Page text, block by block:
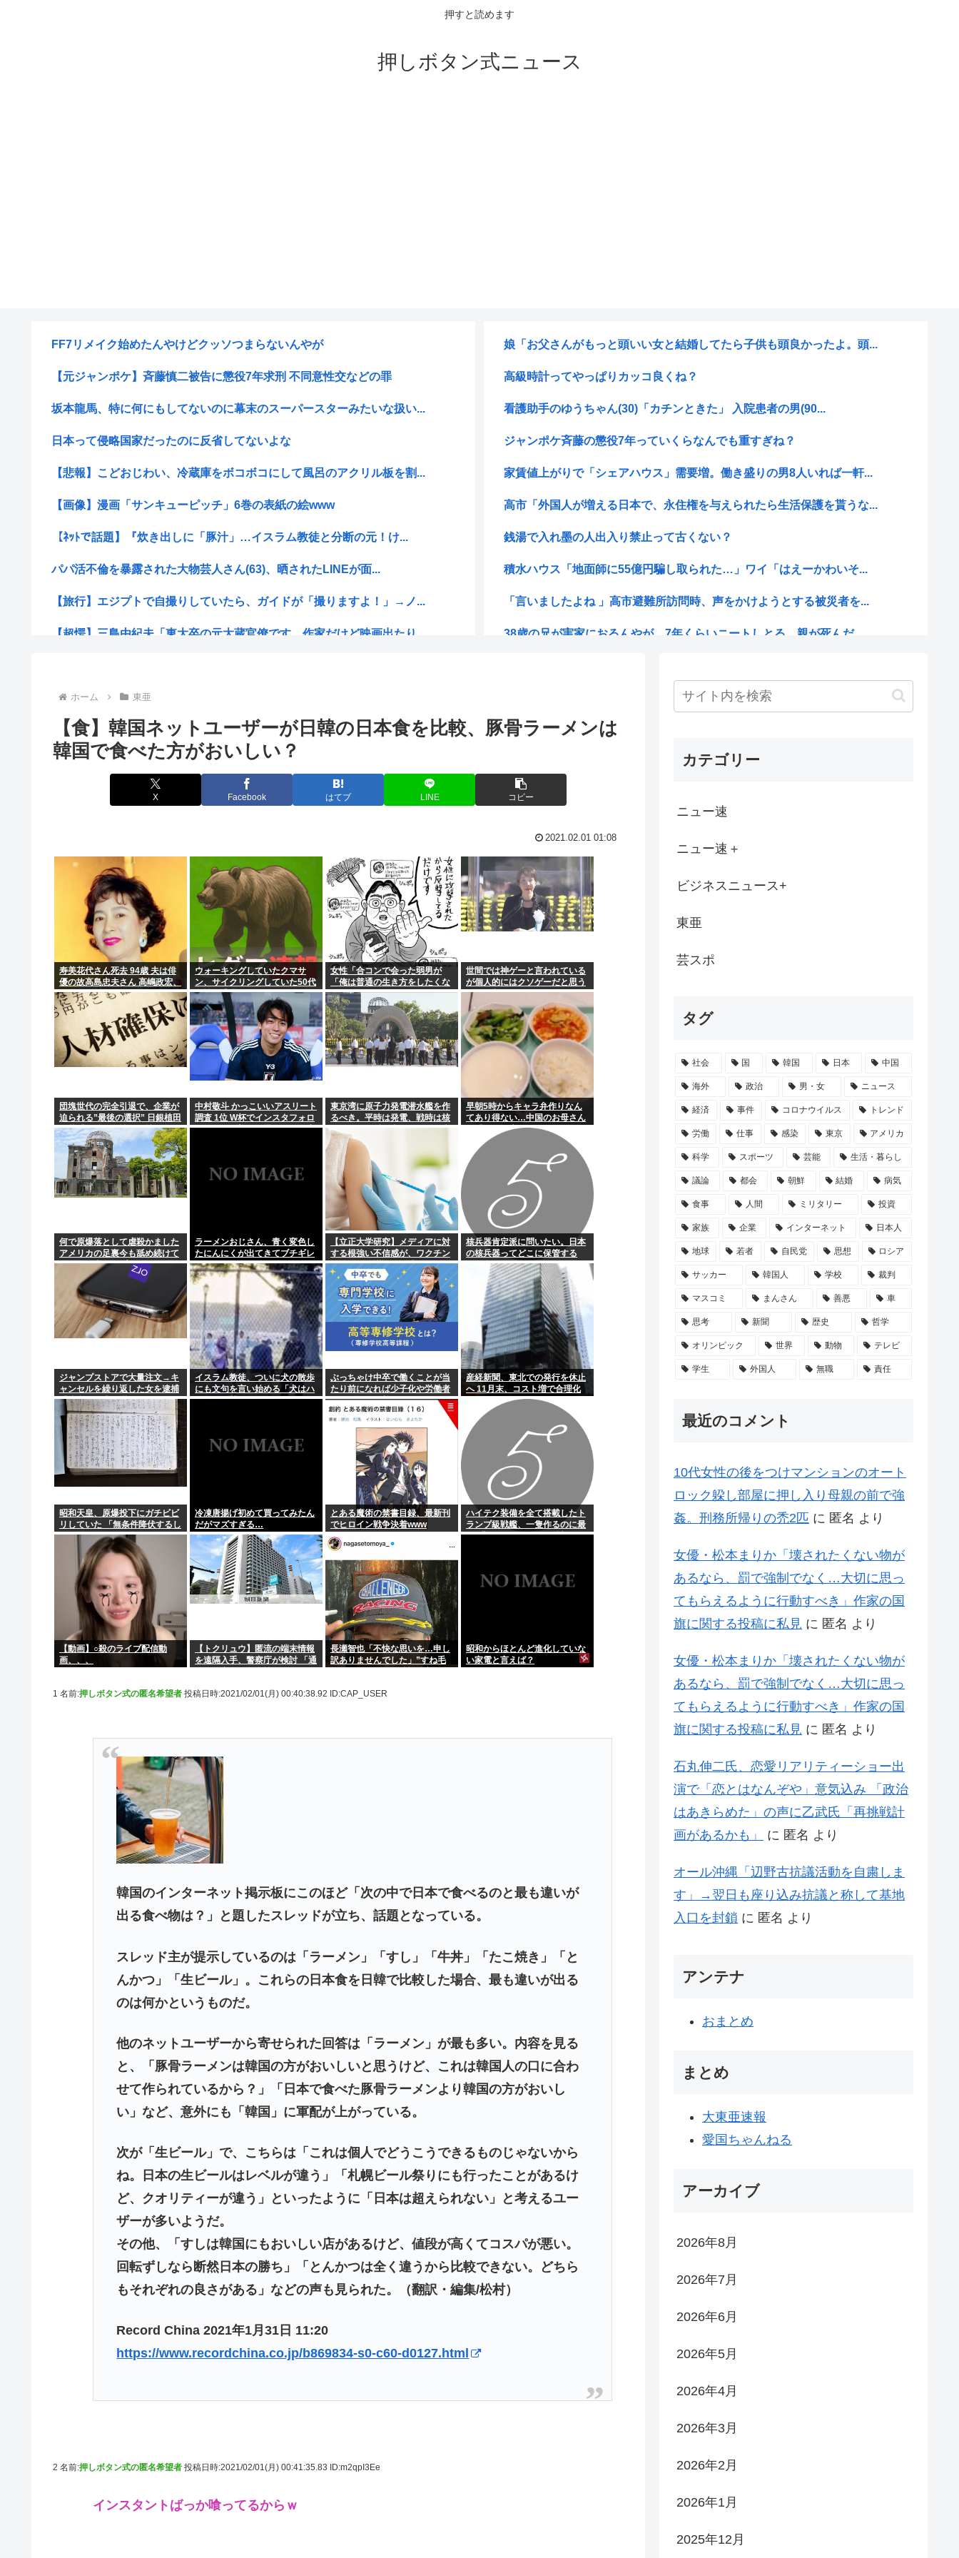
押すと読めます
押しボタン式ニュース
FF7リメイク始めたんやけどクッソつまらないんやが
【元ジャンポケ】斉藤慎二被告に懲役7年求刑 不同意性交などの罪
坂本龍馬、特に何にもしてないのに幕末のスーパースターみたいな扱い...
日本って侵略国家だったのに反省してないよな
【悲報】こどおじわい、冷蔵庫をボコボコにして風呂のアクリル板を割...
【画像】漫画「サンキューピッチ」6巻の表紙の絵www
【ﾈｯﾄで話題】『炊き出しに「豚汁」…イスラム教徒と分断の元！け...
パパ活不倫を暴露された大物芸人さん(63)、晒されたLINEが面...
【旅行】エジプトで自撮りしていたら、ガイドが「撮りますよ！」→ノ...
【超愕】三島由紀夫「東大卒の元大蔵官僚です。作家だけど映画出たり...
【画像】女子アナの胸チ〇厳選スゴすぎwww
「ずいぶん優雅」茂木敏充外相 熊本の被災地が過酷生活のなか…外遊...
産経新聞、東北での発行を休止へ 11月末、コスト増で合理化
【悲報】ガチの美人さん、本を紹介しようとしてうっかり顔まで写って...
【悲報】NISA大暴落 一晩でマイナス20万円も吹き飛んだもよう
「外国人は日本人と同じ生活者で、地域の担い手」…多文化共生実現へ...
90年代ってレトロというほど昔か…？
豊臣秀吉の妻ゆかりの高台寺、住職が迷惑駐車をした中国人に注意した...
【生活保護】永住外国人の生活保護受給率、日本全体と同水準 入管庁...
【正論】ひろゆき「人生って努力ではなく生まれ持った能力でほぼ全て...
【画像】グラビアアイドル、撮影後に闇に堕ちる・・・・・
ドローンがウクライナの民間人を追跡して爆発 ゼレンスキー氏「ロシ...
娘「お父さんがもっと頭いい女と結婚してたら子供も頭良かったよ。頭...
高級時計ってやっぱりカッコ良くね？
看護助手のゆうちゃん(30)「カチンときた」 入院患者の男(90...
ジャンポケ斉藤の懲役7年っていくらなんでも重すぎね？
家賃値上がりで「シェアハウス」需要増。働き盛りの男8人いれば一軒...
高市「外国人が増える日本で、永住権を与えられたら生活保護を貰うな...
銭湯で入れ墨の人出入り禁止って古くない？
積水ハウス「地面師に55億円騙し取られた…」ワイ「はえーかわいそ...
「言いましたよね 」高市避難所訪問時、声をかけようとする被災者を...
38歳の兄が実家におるんやが、7年くらいニートしとる。親が死んだ...
「ジャニーさんとつかこうへい氏は同じ」 少年隊・錦織一清が明かす...
アイドル「歌ってみた」→(ヽ´ん`)「悪口ではないけど下手ですね...
1Kアパートの家賃が10万円以上する時代、年金14万円前後だと賃...
「今日も朝から隣家の旦那がオエッ! オエッ! オエッ!… 朝も夜...
【スクリプト負けてて草w】「色々勉強した結果、理系以外はエラー品...
避難所の小学生、けなげ。「思っていることをあまり言えない。お母さ...
【徹底議論】一度使ったフリーザーバッグって洗って再利用するよな？
ジャンポケ斉藤の被害女性「バウムクーヘン売ったりTikTokライ...
【ケンモハック】普通のエアコンをスポットクーラー化する方法が発案...
今「佐渡ヶ島」の地価が爆上がり中、お前らまだ安い今のうちに騙され...
【衝撃】大竹玖瑠美さんの叔父「玖瑠美さんらしき遺体が見つかった」...
近所の公園のトイレがハッテン場になってるんだけど、どうすればゲイ...
ホーム 東亜
【食】韓国ネットユーザーが日韓の日本食を比較、豚骨ラーメンは
韓国で食べた方がおいしい？
X Facebook はてブ LINE コピー
2021.02.01 01:08
寿美花代さん死去 94歳 夫は俳
優の故高島忠夫さん 高嶋政宏、
政伸の母
ウォーキングしていたクマサ
ン、サイクリングしていた50代
女性に遭遇
女性「合コンで会った弱男が
「俺は普通の生き方をしたくな
い」とかカッコつけててワロ
た。お前既に普通以下だろw」
⬅10万いいね
世間では神ゲーと言われている
が個人的にはクソゲーだと思う
ゲーム挙げてけwww
団塊世代の完全引退で、企業が
迫られる”最後の選択” 日銀植田
総裁「今後は女性の正社員化と
外国人の人材活用が鍵」
中村敬斗 かっこいいアスリート
調査 1位 W杯でインスタフォロ
ワー127万増 人気爆発 …2位 高
東京湾に原子力発電潜水艦を作
るべき。平時は発電、戦時は核
ミサイル発射、事故ったら日本
海溝に沈める
早朝5時からキャラ弁作りなん
てあり得ない…中国のお母さん
が「なぜ日本人はそんなにがん
ばるの？」と不思議に思う理由
何で原爆落として虐殺かました
アメリカの足裏今も舐め続けて
るの？日本人はプライドない
ラーメンおじさん、青く変色し
たにんにくが出てきてブチギレ
www
【立正大学研究】メディアに対
する根強い不信感が、ワクチン
に関する陰謀論の形成につなが
っている
核兵器肯定派に問いたい。日本
の核兵器ってどこに保管する
ジャンプストアで大量注文→キ
ャンセルを繰り返した女を逮捕
「注文で欲求が満たされた」総
額43億円
イスラム教徒、ついに犬の散歩
にも文句を言い始める「犬はハ
ラーム（禁忌）だ」
ぶっちゃけ中卒で働くことが当
たり前になれば少子化や労働者
不足問題は改善するよな
産経新聞、東北での発行を休止
へ 11月末、コスト増で合理化
昭和天皇、原爆投下にガチビビ
リしていた 「無条件降伏するし
かないんよ 」
冷凍唐揚げ初めて買ってみたん
だがマズすぎる…
とある魔術の禁書目録、最新刊
でヒロイン戦争決着www
ハイテク装備を全て搭載したト
ランプ級戦艦、一隻作るのに最
低4兆円かかりいきなり詰む
【動画】○殺のライブ配信動
画、、、
【トクリュウ】匿流の端末情報
を遠隔入手、警察庁が検討 「通
長瀬智也「不快な思いを…申し
訳ありませんでした」”すね毛
昭和からほとんど進化していな
い家電と言えば？
1 名前:押しボタン式の匿名希望者 投稿日時:2021/02/01(月) 00:40:38.92 ID:CAP_USER
韓国のインターネット掲示板にこのほど「次の中で日本で食べるのと最も違いが
出る食べ物は？」と題したスレッドが立ち、話題となっている。
スレッド主が提示しているのは「ラーメン」「すし」「牛丼」「たこ焼き」「と
んかつ」「生ビール」。これらの日本食を日韓で比較した場合、最も違いが出る
のは何かというものだ。
他のネットユーザーから寄せられた回答は「ラーメン」が最も多い。内容を見る
と、「豚骨ラーメンは韓国の方がおいしいと思うけど、これは韓国人の口に合わ
せて作られているから？」「日本で食べた豚骨ラーメンより韓国の方がおいし
い」など、意外にも「韓国」に軍配が上がっている。
次が「生ビール」で、こちらは「これは個人でどうこうできるものじゃないから
ね。日本の生ビールはレベルが違う」「札幌ビール祭りにも行ったことがあるけ
ど、クオリティーが違う」といったように「日本は超えられない」と考えるユー
ザーが多いようだ。
その他、「すしは韓国にもおいしい店があるけど、値段が高くてコスパが悪い。
回転ずしなら断然日本の勝ち」「とんかつは全く違うから比較できない。どちら
もそれぞれの良さがある」などの声も見られた。（翻訳・編集/松村）
Record China 2021年1月31日 11:20
https://www.recordchina.co.jp/b869834-s0-c60-d0127.html
2 名前:押しボタン式の匿名希望者 投稿日時:2021/02/01(月) 00:41:35.83 ID:m2qpI3Ee
インスタントばっか喰ってるからｗ
カテゴリー
ニュー速
ニュー速＋
ビジネスニュース+
東亜
芸スポ
タグ
社会 国 韓国 日本 中国
海外 政治 男・女 ニュース
経済 事件 コロナウイルス トレンド
労働 仕事 感染 東京 アメリカ
科学 スポーツ 芸能 生活・暮らし
議論 都会 朝鮮 結婚 病気
食事 人間 ミリタリー 投資
家族 企業 インターネット 日本人
地球 若者 自民党 思想 ロシア
サッカー 韓国人 学校 裁判
マスコミ まんさん 善悪 車
思考 新聞 歴史 哲学
オリンピック 世界 動物 テレビ
学生 外国人 無職 責任
最近のコメント
10代女性の後をつけマンションのオート
ロック躱し部屋に押し入り母親の前で強
姦。刑務所帰りの禿2匹 に 匿名 より
女優・松本まりか「壊されたくない物が
あるなら、罰で強制でなく…大切に思っ
てもらえるように行動すべき」作家の国
旗に関する投稿に私見 に 匿名 より
女優・松本まりか「壊されたくない物が
あるなら、罰で強制でなく…大切に思っ
てもらえるように行動すべき」作家の国
旗に関する投稿に私見 に 匿名 より
石丸伸二氏、恋愛リアリティーショー出
演で「恋とはなんぞや」意気込み 「政治
はあきらめた」の声に乙武氏「再挑戦計
画があるかも」
に 匿名 より
オール沖縄「辺野古抗議活動を自粛しま
す」→翌日も座り込み抗議と称して基地
入口を封鎖 に 匿名 より
アンテナ
おまとめ
まとめ
大東亜速報
愛国ちゃんねる
アーカイブ
2026年8月
2026年7月
2026年6月
2026年5月
2026年4月
2026年3月
2026年2月
2026年1月
2025年12月